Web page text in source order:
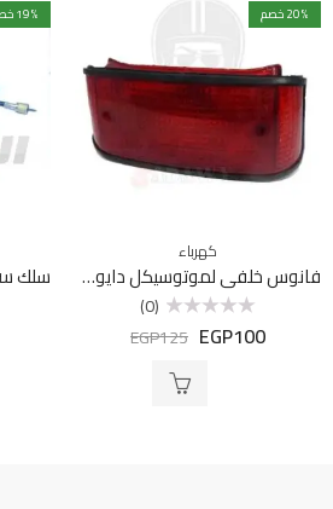
20% خصم
كهرباء
فانوس خلفي لموتوسيكل دايون 4
التقييم
(0)
EGP100
EGP125
19% خصم